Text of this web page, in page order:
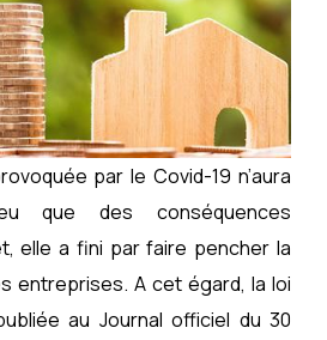
par le Covid-19 n’aura
que des conséquences
elle a fini par faire pencher la
entreprises. A cet égard, la loi
au Journal officiel du 30